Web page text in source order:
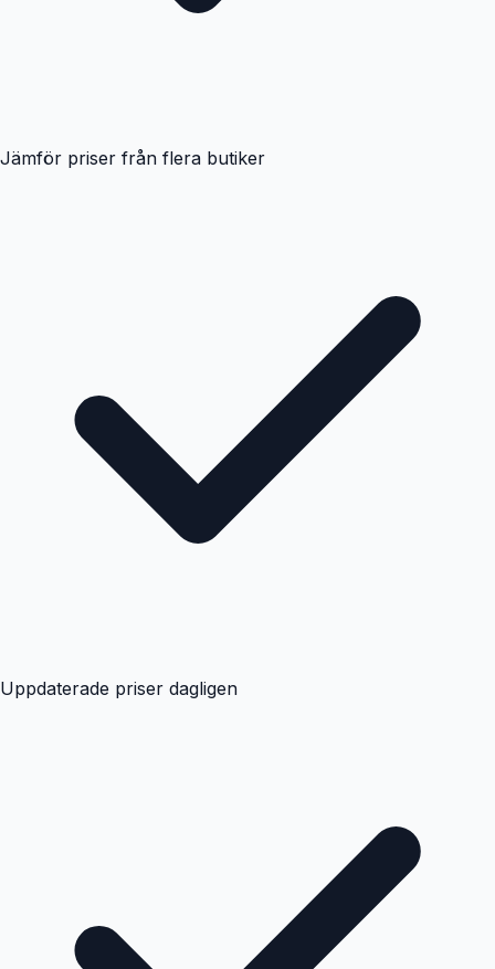
Jämför priser från flera butiker
Uppdaterade priser dagligen